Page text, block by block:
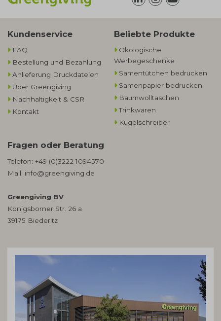
Kundenservice
FAQ
Bestellung und Bezahlung
Anlieferung Druckdateien
Über Greengiving
Nachhaltigkeit & CSR
Kontakt
Beliebte Produkte
Ökologische
Werbegeschenke​
Samentütchen bedrucken
Samenpapier bedrucken
Baumwolltaschen​
Trinkwaren
Kugelschreiber
Fragen oder Beratung
Telefon: +49 (0)3222 1094570
Mail: info@greengiving.de
Greengiving BV
Königsborner Str. 26 a
39175 Biederitz